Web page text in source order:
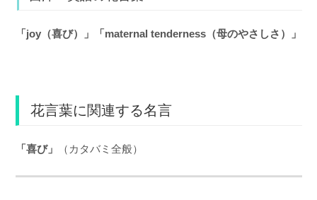
「joy（喜び）」「maternal tenderness（母のやさしさ）」
花言葉に関連する名言
「喜び」 （カタバミ全般）